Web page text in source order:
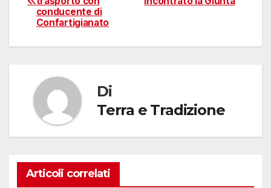
articoli
conducente di
Confartigianato
Di
Terra e Tradizione
Articoli correlati